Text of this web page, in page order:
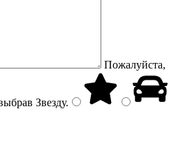
Пожалуйста,
Звезду.